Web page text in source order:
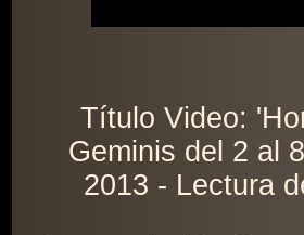
Título Video:
Geminis del 2 al
2013 - Lectura